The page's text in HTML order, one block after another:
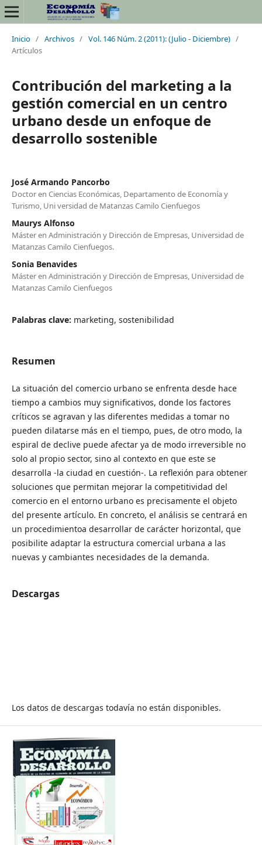
Inicio / Archivos / Vol. 146 Núm. 2 (2011): (Julio - Diciembre) /
Artículos
Contribución del marketing a la
gestión comercial en un centro
urbano desde un enfoque de
desarrollo sostenible
José Armando Pancorbo
Doctor en Ciencias Económicas, Departamento de Economía y
Turismo, Uni versidad de Matanzas Camilo Cienfuegos
Maurys Alfonso
Máster en Administración y Dirección de Empresas, Universidad de
Matanzas Camilo Cienfuegos.
Sonia Benavides
Máster en Administración y Dirección de Empresas, Universidad de
Matanzas Camilo Cienfuegos
Palabras clave: marketing, sostenibilidad
Resumen
La situación del comercio urbano se enfrenta desde hace
tiempo a cambios muy significativos, donde los factores
críticos se agravan y las diferentes medidas a tomar no
pueden dilatarse más en el tiempo, pues, de otro modo, la
espiral de declive puede afectar ya de modo irreversible no
solo al propio sector, sino al contexto en que este se
desarrolla -la ciudad en cuestión-. La reflexión para obtener
soluciones que permitan mejorar la competitividad del
comercio en el entorno urbano es precisamente el objeto
del presente artículo. En concreto, el análisis se centrará en
un procedimientoa desarrollar de carácter horizontal, que
posibilite adaptar la estructura comercial urbana a las
nuevas y cambiantes necesidades de la demanda.
Descargas
Los datos de descargas todavía no están disponibles.